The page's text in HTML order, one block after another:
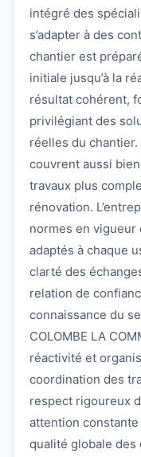
intégré des
s’adapter à des
chantier est
initiale jusqu’à la
résultat cohérent,
privilégiant des
réelles du
couvrent aussi
travaux plus
rénovation.
normes en vigueur
adaptés à chaque
clarté des
relation de
connaissance du
COLOMBE LA
réactivité et
coordination des
respect rigoureux
attention
qualité globale des